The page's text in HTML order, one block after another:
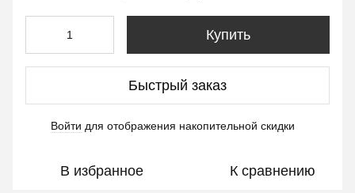
Купить
Быстрый заказ
Войти для отображения накопительной скидки
В избранное К сравнению